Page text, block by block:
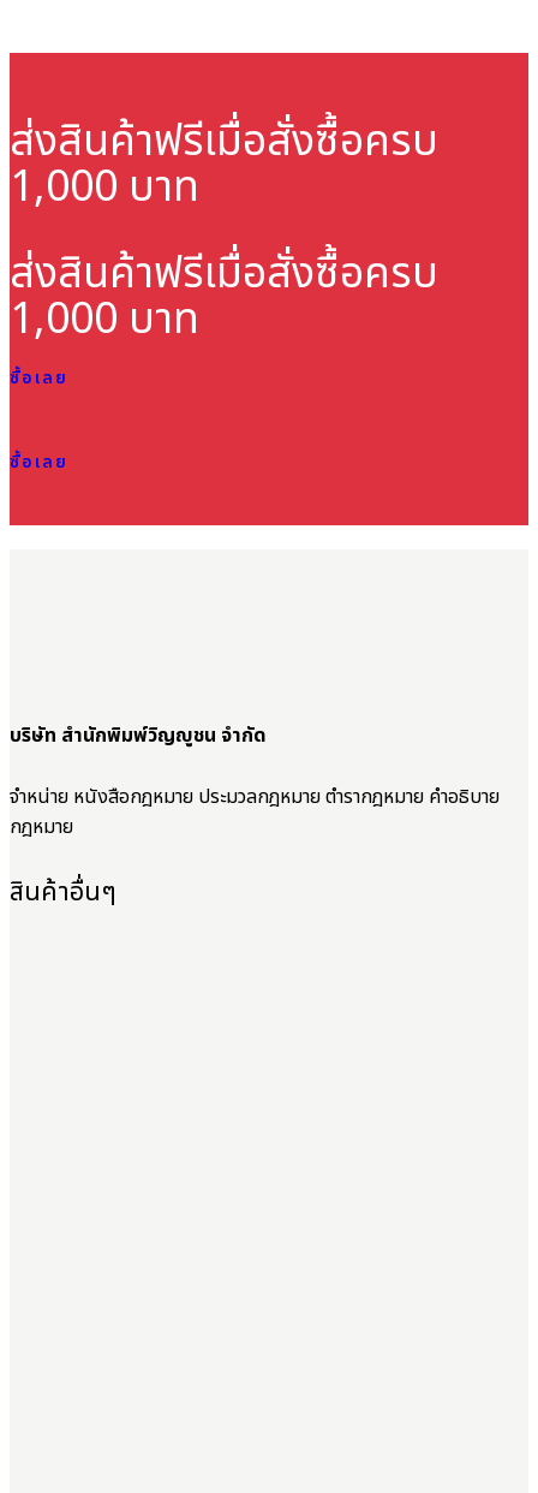
ส่งสินค้าฟรีเมื่อสั่งซื้อครบ
1,000 บาท
ส่งสินค้าฟรีเมื่อสั่งซื้อครบ
1,000 บาท
ซื้อเลย
ซื้อเลย
บริษัท สำนักพิมพ์วิญญูชน จำกัด
จำหน่าย หนังสือกฎหมาย ประมวลกฎหมาย ตำรากฎหมาย คำอธิบาย
กฎหมาย
สินค้าอื่นๆ